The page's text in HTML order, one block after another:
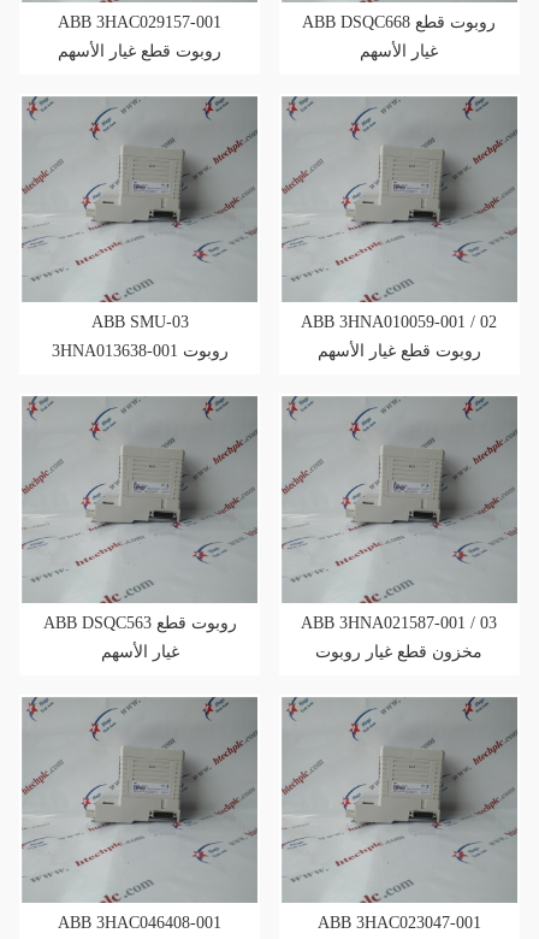
ABB 3HAC029157-001
روبوت قطع غيار الأسهم
ABB DSQC668 روبوت قطع
غيار الأسهم
ABB SMU-03
3HNA013638-001 روبوت
ABB 3HNA010059-001 / 02
روبوت قطع غيار الأسهم
ABB DSQC563 روبوت قطع
غيار الأسهم
ABB 3HNA021587-001 / 03
مخزون قطع غيار روبوت
ABB 3HAC046408-001
ABB 3HAC023047-001